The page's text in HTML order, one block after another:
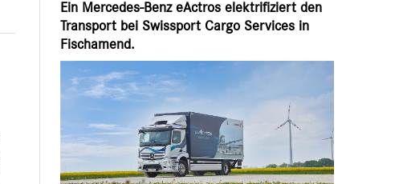
Ein Mercedes-Benz eActros elektrifiziert den
Transport bei Swissport Cargo Services in
Fischamend.